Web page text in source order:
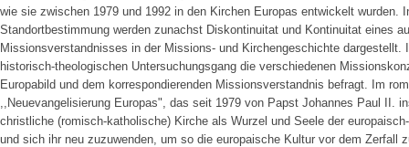
wie sie zwischen 1979 und 1992 in den Kirchen Europas entwickelt wurden.
Standortbestimmung werden zunachst Diskontinuitat und Kontinuitat eines
Missionsverstandnisses in der Missions- und Kirchengeschichte dargestellt.
historisch-theologischen Untersuchungsgang die verschiedenen
Europabild und dem korrespondierenden Missionsverstandnis befragt. Im
,,Neuevangelisierung Europas", das seit 1979 von Papst Johannes Paul II.
christliche (romisch-katholische) Kirche als Wurzel und Seele der
und sich ihr neu zuzuwenden, um so die europaische Kultur vor dem Zerfall